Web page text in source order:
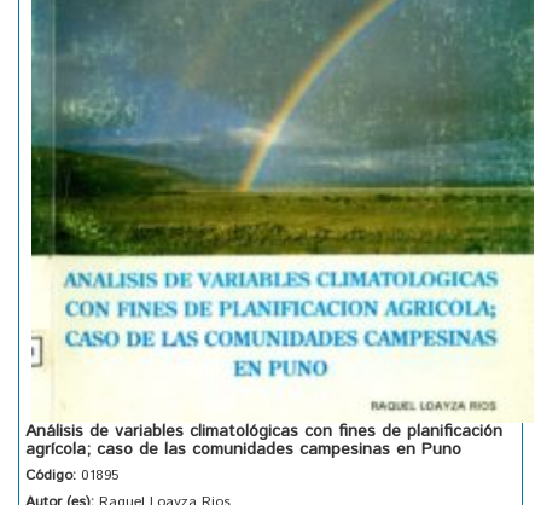
Análisis de variables climatológicas con fines de planificación
agrícola; caso de las comunidades campesinas en Puno
Código: 01895